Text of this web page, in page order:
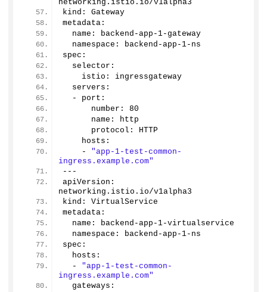
networking. istio . io/v1alpha3
kind: Gateway
metadata:
  name: backend-app-
1-gateway
  namespace: backend-app-
1-ns
spec:
  selector:
    istio: ingressgateway
  servers:
  - port:
      number:
80
      name: http
      protocol: HTTP
    hosts:
    -
"app-1-test-common-
ingress.example.com"
---
apiVersion:
networking. istio . io/v1alpha3
kind: VirtualService
metadata:
  name: backend-app-
1-virtualservice
  namespace: backend-app-
1-ns
spec:
  hosts:
  -
"app-1-test-common-
ingress.example.com"
  gateways: